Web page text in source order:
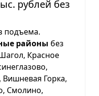
рублей без
подъема.
районы без
Красное
Вишневая Горка,
Смолино,